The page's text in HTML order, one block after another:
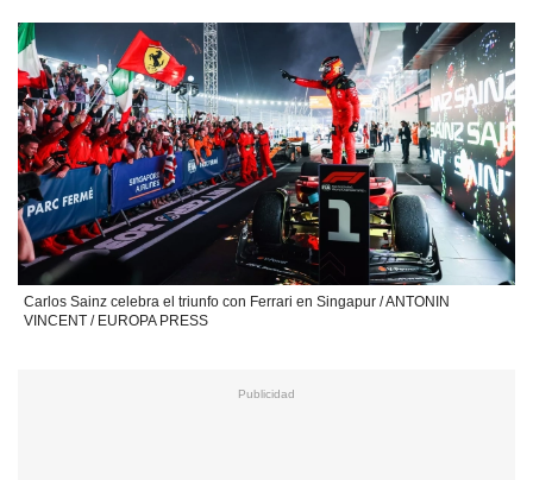
Carlos Sainz celebra el triunfo con Ferrari en Singapur / ANTONIN
VINCENT / EUROPA PRESS